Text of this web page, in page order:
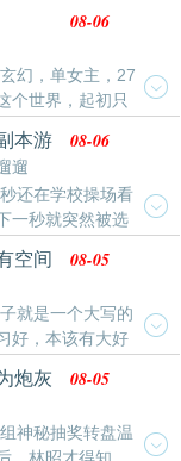
他不敢相信曾经疼他
道十八年的亲情全都
着大骂他是祸根子，
，是个黑心肝的王八
了弥补他，给他娶了
辫儿，一张瓜子脸漂
可他打心眼里不喜
设下的阴谋，为的就
年年关，他不死心，
揍了一顿，赶了出
人事。只是这一日，
覆。他媳妇儿安安静
澡的木盆里安安静静
着眼，早就没了呼
往后的三十年，他一
再次睁眼，他回到了
08-06
幻，单女主，27
个世界，起初只
福地，有仙门帝庭，
，也曾有神话降临。
蜗牛以仙走天下，蜗
个被抓去挖矿的奴
无佛无圣时代，可依
大帝的光芒也会被
从天帝山走出。弱者
本游
遛
08-06
还在学校操场看
一秒就突然被选
苦才通关第一个新手
链（使幸运值1）跟
边了。殊不知，幸运
。在副本游戏随机挑
大佬。于是便开始
相救。与一个大佬为
。直到遇到了一个
空间 08-05
就是一个大写的
好，本该有大好
给二婚男也就算了，
下蛋的母鸡，被继
辈子。最终，郁结于
寒问暖，却等来了被
炮灰
08-05
神秘抽奖转盘温